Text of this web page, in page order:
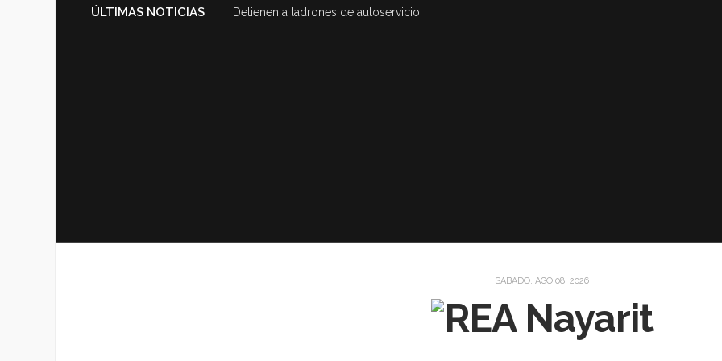
ÚLTIMAS NOTICIAS Detienen a ladrones de autoservicio
SÁBADO, AGO 08, 2026